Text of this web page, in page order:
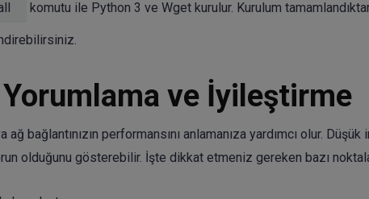
komutu ile Python 3 ve Wget kurulur. Kurulum
Yorumlama ve İyileştirme
bağlantınızın performansını anlamanıza yardımcı olur. Düşük
olduğunu gösterebilir. İşte dikkat etmeniz gereken bazı